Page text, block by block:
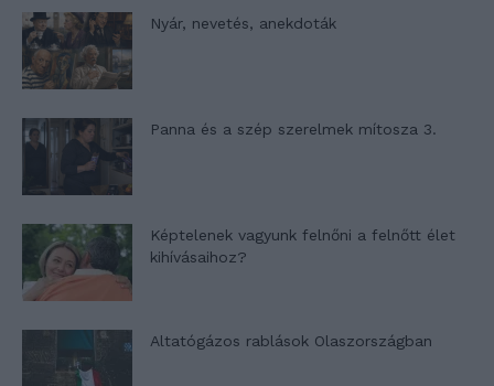
Nyár, nevetés, anekdoták
Panna és a szép szerelmek mítosza 3.
Képtelenek vagyunk felnőni a felnőtt élet
kihívásaihoz?
Altatógázos rablások Olaszországban